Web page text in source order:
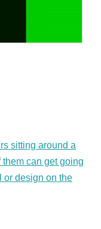
sitting around a
can get going
or design on the